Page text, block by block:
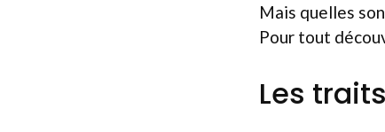
Mais quelles
Pour tout
Les